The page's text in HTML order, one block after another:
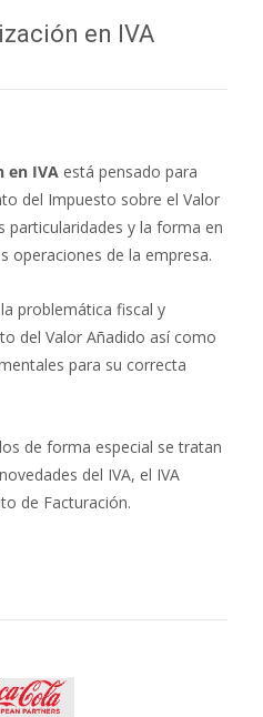
en IVA
en IVA está pensado para
del Impuesto sobre el Valor
particularidades y la forma en
operaciones de la empresa.
problemática fiscal y
del Valor Añadido así como
para su correcta
de forma especial se tratan
del IVA, el IVA
de Facturación.